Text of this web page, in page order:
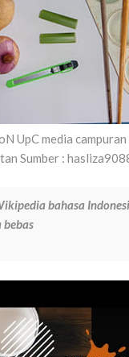
UpC media campuran
Sumber :
bahasa
bebas